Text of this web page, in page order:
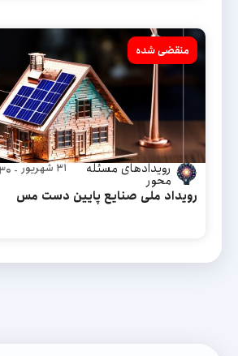
منقضی شده
رویداد‌های مسئله
محور
۳۱ شهریور - ۳۰ دی ۱۴۰۲
رویداد ملی صنایع پایین دست مس